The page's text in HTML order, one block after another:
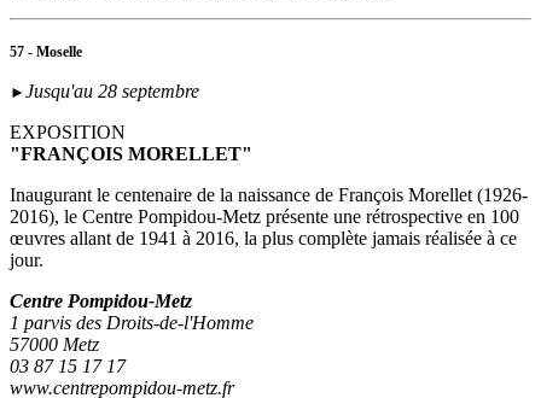
57 - Moselle
► Jusqu'au 28 septembre
EXPOSITION
"FRANÇOIS MORELLET"
Inaugurant le centenaire de la naissance de François Morellet (1926-
2016), le Centre Pompidou-Metz présente une rétrospective en 100
œuvres allant de 1941 à 2016, la plus complète jamais réalisée à ce
jour.
Centre Pompidou-Metz
1 parvis des Droits-de-l'Homme
57000 Metz
03 87 15 17 17
www.centrepompidou-metz.fr